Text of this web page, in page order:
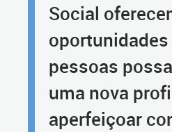
Social
oportunidades
pessoas
uma nova
aperfeiçoar